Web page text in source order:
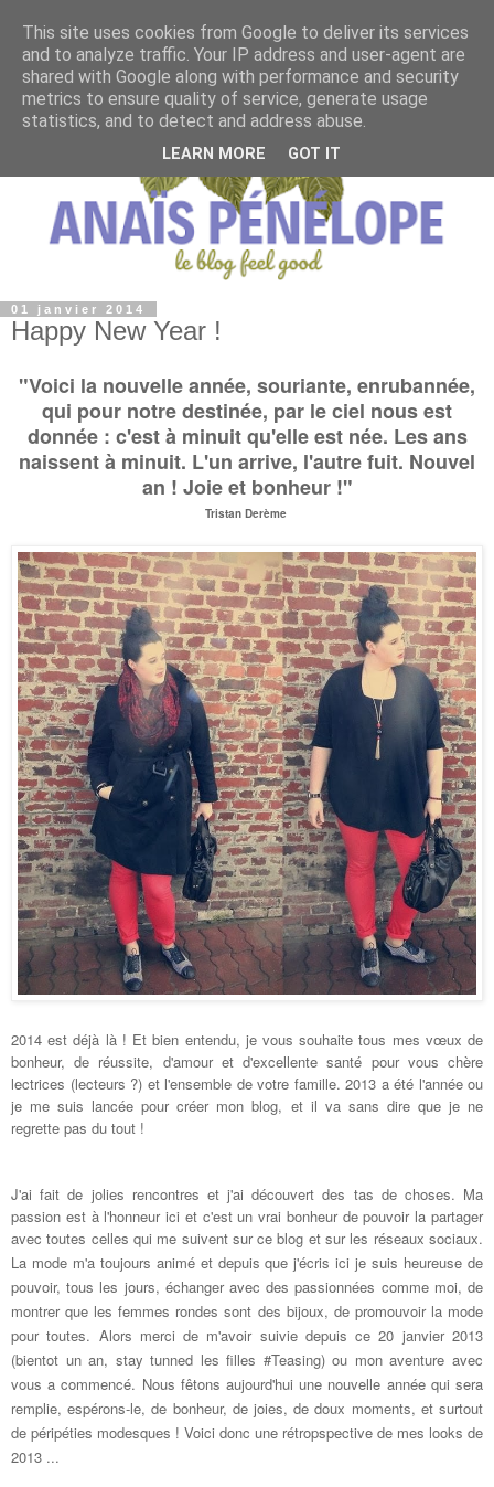
01 janvier 2014
Happy New Year !
"Voici la nouvelle année, souriante, enrubannée,
qui pour notre destinée, par le ciel nous est
donnée : c'est à minuit qu'elle est née. Les ans
naissent à minuit. L'un arrive, l'autre fuit. Nouvel
an ! Joie et bonheur !"
Tristan Derème
2014 est déjà là ! Et bien entendu, je vous souhaite tous mes vœux de
bonheur, de réussite, d'amour et d'excellente santé pour vous chère
lectrices (lecteurs ?) et l'ensemble de votre famille. 2013 a été l'année ou
je me suis lancée pour créer mon blog, et il va sans dire que je ne
regrette pas du tout !
J'ai fait de jolies rencontres et j'ai découvert des tas de choses. Ma
passion est à l'honneur ici et c'est un vrai bonheur de pouvoir la partager
avec toutes celles qui me suivent sur ce blog et sur les réseaux sociaux.
La mode m'a toujours animé et depuisque j'écris ici je suis heureuse de
pouvoir, tous les jours, échanger avec des passionnées comme moi, de
montrer que les femmes rondes sont des bijoux, de promouvoir la mode
pour toutes. Alors merci de m'avoir suivie depuis ce 20 janvier 2013
(bientot un an, stay tunned les filles #Teasing) ou mon aventure avec
vous a commencé. Nous fêtons aujourd'hui une nouvelle année qui sera
remplie, espérons-le, de bonheur, de joies, de doux moments, et surtout
de péripéties modesques ! Voici donc une rétropspective de mes looks de
2013 ...
This site uses cookies from Google to deliver its services
and to analyze traffic. Your IP address and user-agent are
shared with Google along with performance and security
metrics to ensure quality of service, generate usage
statistics, and to detect and address abuse.
LEARN MORE GOT IT